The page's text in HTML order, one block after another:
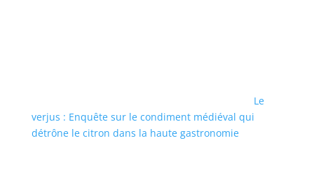
Le
verjus : Enquête sur le condiment médiéval qui
détrône le citron dans la haute gastronomie